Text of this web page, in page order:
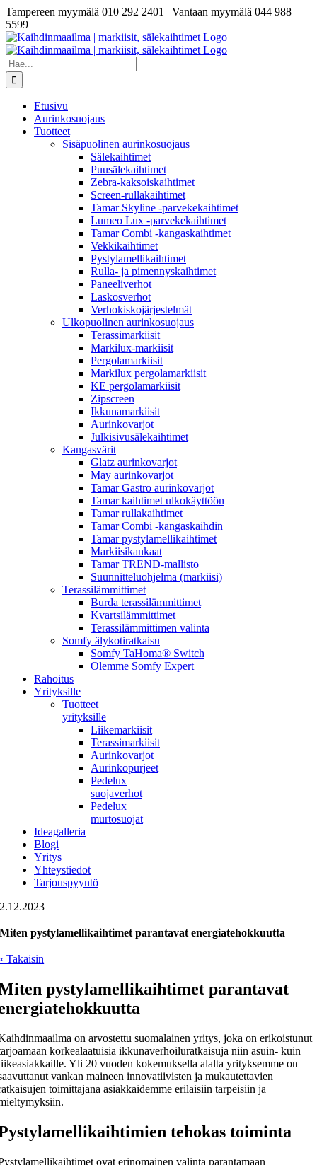
Skip
to
content
Tampereen myymälä 010 292 2401 | Vantaan myymälä 044 988
5599
Etsi
...
Etusivu
Aurinkosuojaus
Tuotteet
Sisäpuolinen aurinkosuojaus
Sälekaihtimet
Puusälekaihtimet
Zebra-kaksoiskaihtimet
Screen-rullakaihtimet
Tamar Skyline -parvekekaihtimet
Lumeo Lux -parvekekaihtimet
Tamar Combi -kangaskaihtimet
Vekkikaihtimet
Pystylamellikaihtimet
Rulla- ja pimennyskaihtimet
Paneeliverhot
Laskosverhot
Verhokiskojärjestelmät
Ulkopuolinen aurinkosuojaus
Terassimarkiisit
Markilux-markiisit
Pergolamarkiisit
Markilux pergolamarkiisit
KE pergolamarkiisit
Zipscreen
Ikkunamarkiisit
Aurinkovarjot
Julkisivusälekaihtimet
Kangasvärit
Glatz aurinkovarjot
May aurinkovarjot
Tamar Gastro aurinkovarjot
Tamar kaihtimet ulkokäyttöön
Tamar rullakaihtimet
Tamar Combi -kangaskaihdin
Tamar pystylamellikaihtimet
Markiisikankaat
Tamar TREND-mallisto
Suunnitteluohjelma (markiisi)
Terassilämmittimet
Burda terassilämmittimet
Kvartsilämmittimet
Terassilämmittimen valinta
Somfy älykotiratkaisu
Somfy TaHoma® Switch
Olemme Somfy Expert
Rahoitus
Yrityksille
Tuotteet
yrityksille
Liikemarkiisit
Terassimarkiisit
Aurinkovarjot
Aurinkopurjeet
Pedelux
suojaverhot
Pedelux
murtosuojat
Ideagalleria
Blogi
Yritys
Yhteystiedot
Tarjouspyyntö
2.12.2023
Miten pystylamellikaihtimet parantavat energiatehokkuutta
Takaisin
pystylamellikaihtimet parantavat
on arvostettu suomalainen yritys, joka on erikoistunut
korkealaatuisia ikkunaverhoiluratkaisuja niin asuin- kuin
Yli 20 vuoden kokemuksella alalta yrityksemme on
vankan maineen innovatiivisten ja mukautettavien
toimittajana asiakkaidemme erilaisiin tarpeisiin ja
tehokas toiminta
ovat erinomainen valinta parantamaan